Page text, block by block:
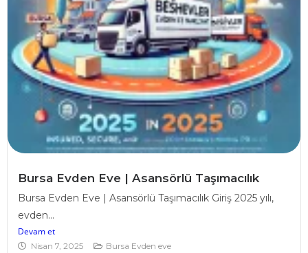
Bursa Evden Eve | Asansörlü Taşımacılık
Bursa Evden Eve | Asansörlü Taşımacılık Giriş 2025 yılı,
evden...
Devam et
Nisan 7, 2025 Bursa Evden eve